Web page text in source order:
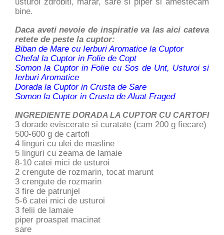
bine.
Daca aveti nevoie de inspiratie va las aici cateva
retete de peste la cuptor:
Biban de Mare cu Ierburi Aromatice la Cuptor
Chefal la Cuptor in Folie de Copt
Somon la Cuptor in Folie cu Sos de Unt, Usturoi si
Ierburi Aromatice
Dorada la Cuptor in Crusta de Sare
Somon la Cuptor in Crusta de Aluat Fraged
INGREDIENTE DORADA LA CUPTOR CU CARTOFI
3 dorade eviscerate si curatate (cam 200 g fiecare)
500-600 g de cartofi
4 linguri cu ulei de masline
5 linguri cu zeama de lamaie
8-10 catei mici de usturoi
2 crengute de rozmarin, tocat marunt
3 crengute de rozmarin
3 fire de patrunjel
5-6 catei mici de usturoi
3 felii de lamaie
piper proaspat macinat
sare